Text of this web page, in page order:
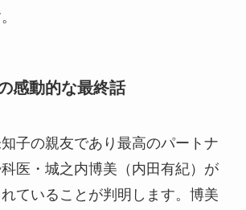
感動的な最終話
子の親友であり最高のパートナ
医・城之内博美（内田有紀）が
ていることが判明します。博美